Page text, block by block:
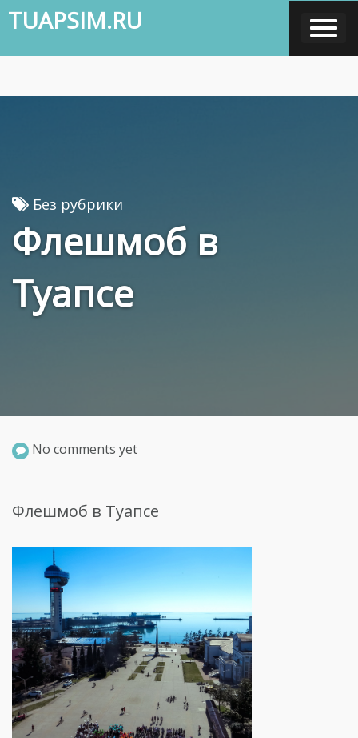
Skip
to
content
TUAPSIM.RU
Без рубрики
Флешмоб в
Туапсе
No comments yet
Флешмоб в Туапсе